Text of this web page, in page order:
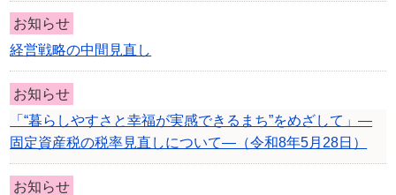
お知らせ
経営戦略の中間見直し
お知らせ
「“暮らしやすさと幸福が実感できるまち”をめざして」―
固定資産税の税率見直しについて―（令和8年5月28日）
お知らせ